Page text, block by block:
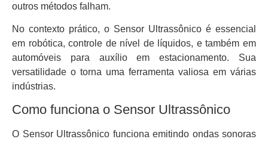
outros métodos falham.
No contexto prático, o Sensor Ultrassônico é essencial
em robótica, controle de nível de líquidos, e também em
automóveis para auxílio em estacionamento. Sua
versatilidade o torna uma ferramenta valiosa em várias
indústrias.
Como funciona o Sensor Ultrassônico
O Sensor Ultrassônico funciona emitindo ondas sonoras